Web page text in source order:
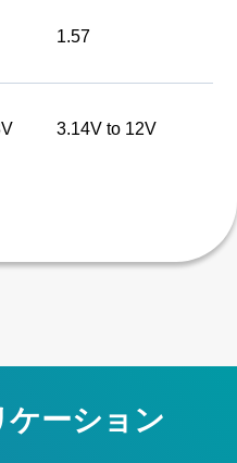
1.57
3.14V to 12V
ケーション